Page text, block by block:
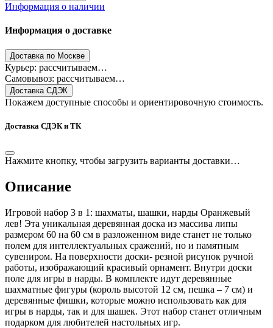
Информация о наличии
Информация о доставке
Доставка по Москве
Курьер: рассчитываем…
Самовывоз: рассчитываем…
Доставка СДЭК
Покажем доступные способы и ориентировочную стоимость.
Доставка СДЭК и ТК
Нажмите кнопку, чтобы загрузить варианты доставки…
Описание
Игровой набор 3 в 1: шахматы, шашки, нарды Оранжевый
лев! Эта уникальная деревянная доска из массива липы
размером 60 на 60 см в разложенном виде станет не только
полем для интеллектуальных сражений, но и памятным
сувениром. На поверхности доски- резной рисунок ручной
работы, изображающий красивый орнамент. Внутри доски
поле для игры в нарды. В комплекте идут деревянные
шахматные фигуры (король высотой 12 см, пешка – 7 см) и
деревянные фишки, которые можно использовать как для
игры в нарды, так и для шашек. Этот набор станет отличным
подарком для любителей настольных игр.